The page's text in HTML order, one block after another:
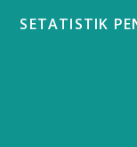
SETATISTIK